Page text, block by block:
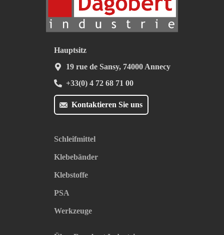
Kontaktieren Sie uns
Hauptsitz
19 rue de Sansy, 74000 Annecy
+33(0) 4 72 68 71 00
Schleifmittel
Klebebänder
Klebstoffe
PSA
Werkzeuge